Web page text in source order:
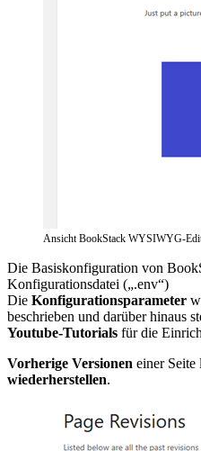
Ansicht BookStack WYSIWYG-
Die Basiskonfiguration von
Konfigurationsdatei („.env“)
Die Konfigurationsparameter
beschrieben und darüber hinaus
Youtube-Tutorials für die
Vorherige Versionen einer Seite
wiederherstellen.